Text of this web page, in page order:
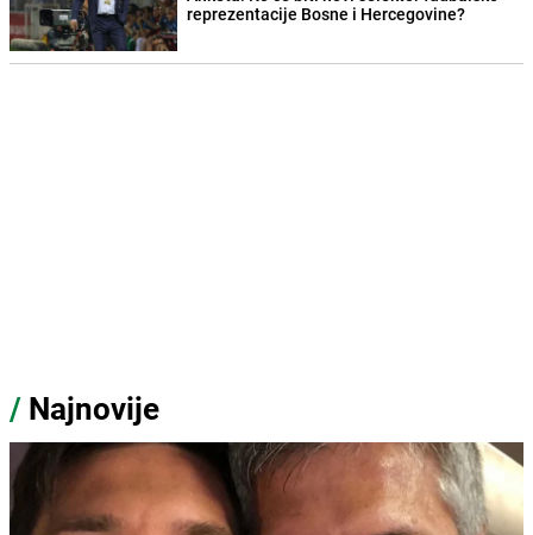
reprezentacije Bosne i Hercegovine?
/ Najnovije